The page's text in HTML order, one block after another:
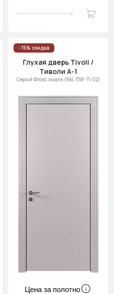
- 15% скидка
Глухая дверь Tivoli /
Тиволи А-1
Серый Флокс эмаль (RAL 358-71-02)
Цена за полотно